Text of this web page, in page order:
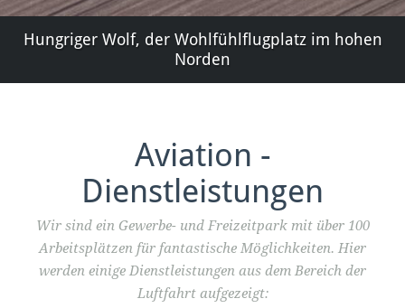
Hungriger Wolf, der Wohlfühlflugplatz im hohen
Norden
Aviation -
Dienstleistungen
Wir sind ein Gewerbe- und Freizeitpark mit über 100
Arbeitsplätzen für fantastische Möglichkeiten. Hier
werden einige Dienstleistungen aus dem Bereich der
Luftfahrt aufgezeigt: